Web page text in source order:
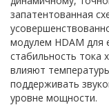
запатентованная
модулем HDAM для
стабильность тока
влияют
поддерживать
уровне мощности.